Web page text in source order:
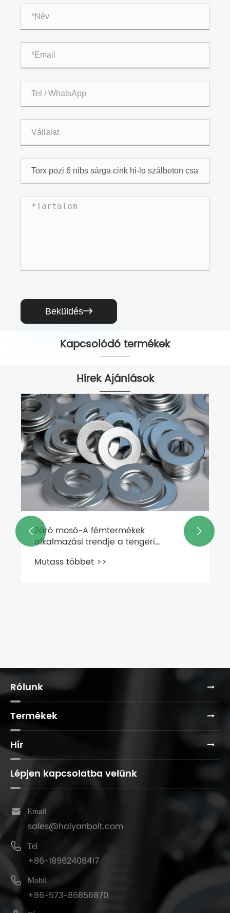
Beküldés
Kapcsolódó termékek
Hírek Ajánlások
Záró mosó-A fémtermékek
alkalmazási trendje a tengeri
Mutass többet >>
 
Rólunk
Termékek
Hír
Lépjen kapcsolatba velünk
 Email
sales@haiyanbolt.com
 Tel
+86-18962406417
 Mobil
+86-573-86856870